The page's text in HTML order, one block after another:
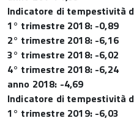
Indicatore di tempestività
1° trimestre 2018: -0,89
2° trimestre 2018: -6,16
3° trimestre 2018: -6,02
4° trimestre 2018: -6,24
anno 2018: -4,69
Indicatore di tempestività
1° trimestre 2019: -6,03